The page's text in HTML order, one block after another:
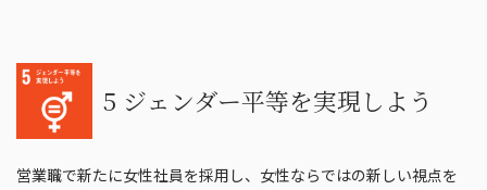
5 ジェンダー平等を実現しよう
営業職で新たに女性社員を採用し、女性ならではの新しい視点を